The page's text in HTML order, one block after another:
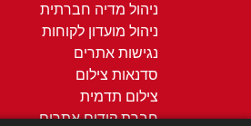
ניהול מדיה חברתית
ניהול מועדון לקוחות
נגישות אתרים
סדנאות צילום
צילום תדמית
חברת קידום אתרים